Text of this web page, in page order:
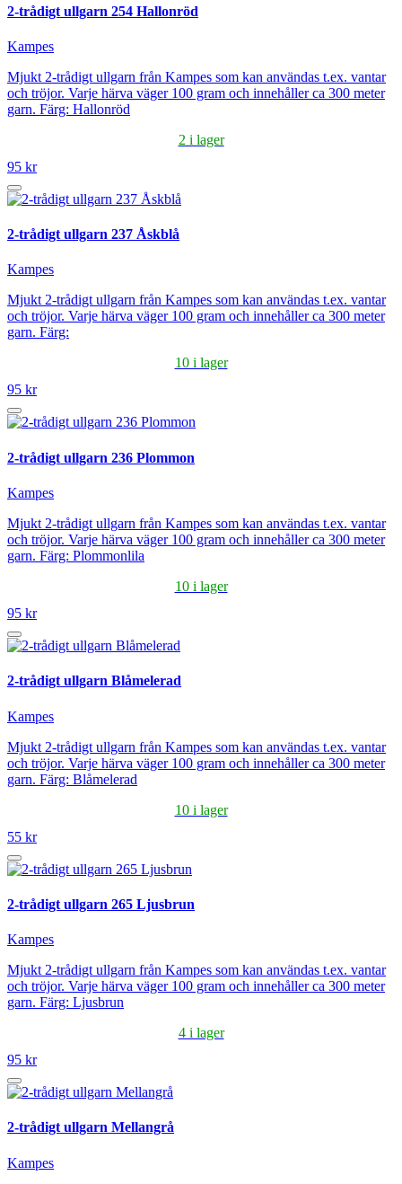
2-trådigt ullgarn 254 Hallonröd
Kampes
Mjukt 2-trådigt ullgarn från Kampes som kan användas t.ex. vantar
och tröjor. Varje härva väger 100 gram och innehåller ca 300 meter
garn. Färg: Hallonröd
2 i lager
95 kr
2-trådigt ullgarn 237 Åskblå
Kampes
Mjukt 2-trådigt ullgarn från Kampes som kan användas t.ex. vantar
och tröjor. Varje härva väger 100 gram och innehåller ca 300 meter
garn. Färg:
10 i lager
95 kr
2-trådigt ullgarn 236 Plommon
Kampes
Mjukt 2-trådigt ullgarn från Kampes som kan användas t.ex. vantar
och tröjor. Varje härva väger 100 gram och innehåller ca 300 meter
garn. Färg: Plommonlila
10 i lager
95 kr
2-trådigt ullgarn Blåmelerad
Kampes
Mjukt 2-trådigt ullgarn från Kampes som kan användas t.ex. vantar
och tröjor. Varje härva väger 100 gram och innehåller ca 300 meter
garn. Färg: Blåmelerad
10 i lager
55 kr
2-trådigt ullgarn 265 Ljusbrun
Kampes
Mjukt 2-trådigt ullgarn från Kampes som kan användas t.ex. vantar
och tröjor. Varje härva väger 100 gram och innehåller ca 300 meter
garn. Färg: Ljusbrun
4 i lager
95 kr
2-trådigt ullgarn Mellangrå
Kampes